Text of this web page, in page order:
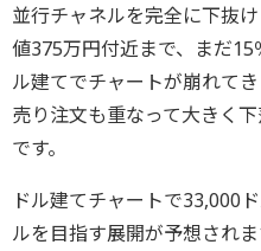
並行チャネルを完全に下抜
値375万円付近まで、まだ
ル建てでチャートが崩れて
売り注文も重なって大きく
です。
ドル建てチャートで33,000
ルを目指す展開が予想され